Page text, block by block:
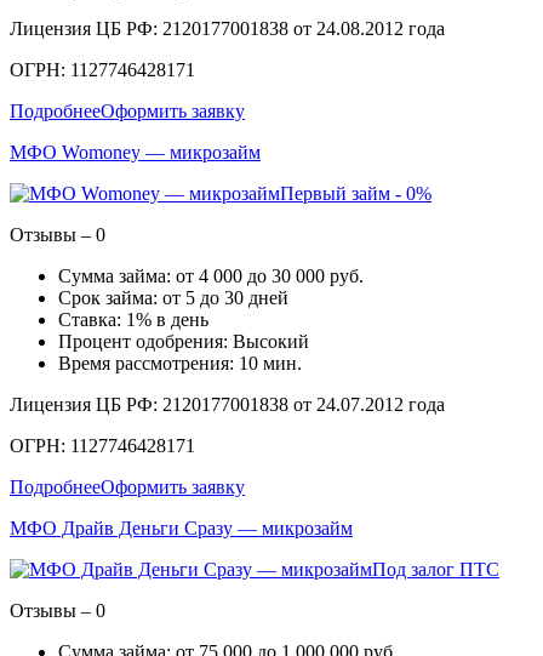
Лицензия ЦБ РФ: 2120177001838 от 24.08.2012 года
ОГРН: 1127746428171
ПодробнееОформить заявку
МФО Womoney — микрозайм
Первый займ - 0%
Отзывы – 0
Сумма займа: от 4 000 до 30 000 руб.
Срок займа: от 5 до 30 дней
Ставка: 1% в день
Процент одобрения: Высокий
Время рассмотрения: 10 мин.
Лицензия ЦБ РФ: 2120177001838 от 24.07.2012 года
ОГРН: 1127746428171
ПодробнееОформить заявку
МФО Драйв Деньги Сразу — микрозайм
Под залог ПТС
Отзывы – 0